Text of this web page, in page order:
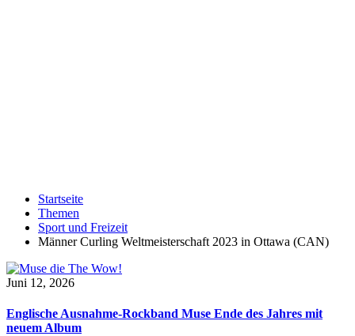
Startseite
Themen
Sport und Freizeit
Männer Curling Weltmeisterschaft 2023 in Ottawa (CAN)
Juni 12, 2026
Englische Ausnahme-Rockband Muse Ende des Jahres mit
neuem Album